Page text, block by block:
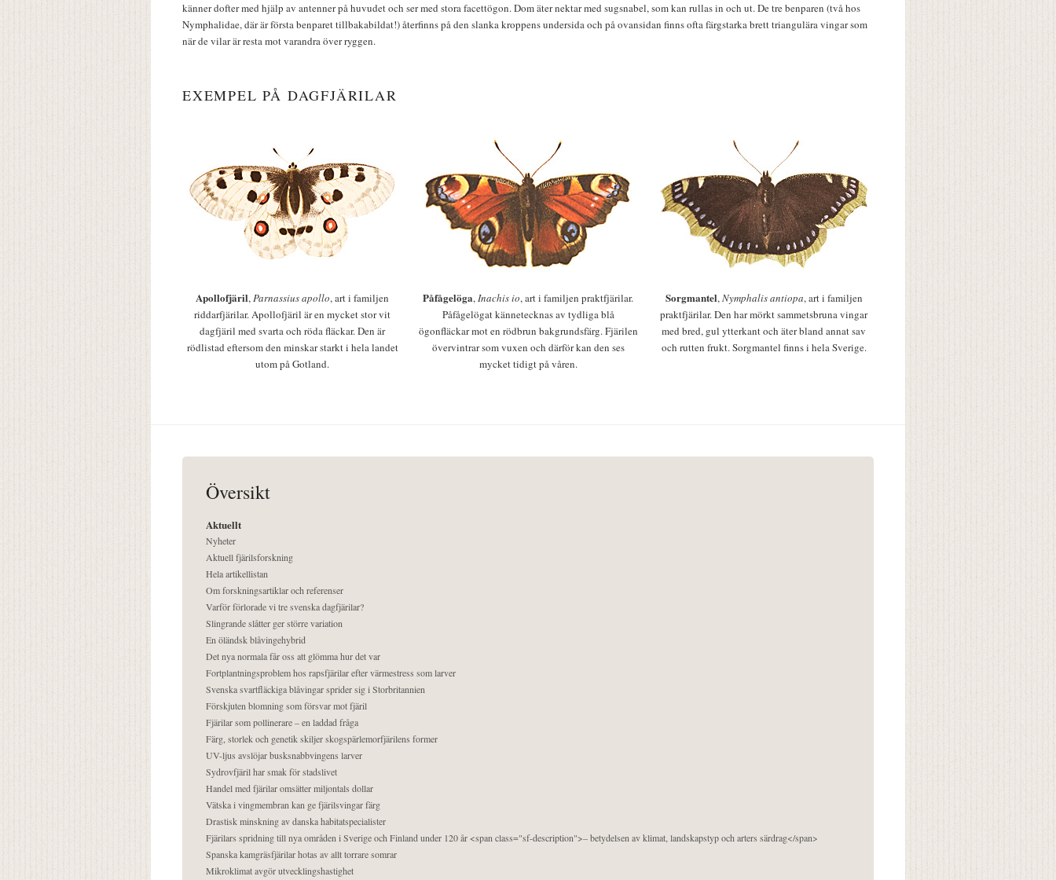
känner dofter med hjälp av antenner på huvudet och ser med stora facettögon. Dom äter nektar med sugsnabel, som kan rullas in och ut. De tre benparen (två hos
Nymphalidae, där är första benparet tillbakabildat!) återfinns på den slanka kroppens undersida och på ovansidan finns ofta färgstarka brett triangulära vingar som
när de vilar är resta mot varandra över ryggen.
EXEMPEL PÅ DAGFJÄRILAR
Apollofjäril,Parnassius apollo, art i familjen
riddarfjärilar. Apollofjäril är en mycket stor vit
dagfjäril med svarta och röda fläckar. Den är
rödlistad eftersom den minskar starkt i hela landet
utom på Gotland.
Påfågelöga,Inachis io, art i familjen praktfjärilar.
Påfågelögat kännetecknas av tydliga blå
ögonfläckar mot en rödbrun bakgrundsfärg. Fjärilen
övervintrar som vuxen och därför kan den ses
mycket tidigt på våren.
Sorgmantel,Nymphalis antiopa, art i familjen
praktfjärilar. Den har mörkt sammetsbruna vingar
med bred, gul ytterkant och äter bland annat sav
och rutten frukt. Sorgmantel finns i hela Sverige.
Översikt
Aktuellt
Nyheter
Aktuell fjärilsforskning
Hela artikellistan
Om forskningsartiklar och referenser
Varför förlorade vi tre svenska dagfjärilar?
Slingrande slåtter ger större variation
En öländsk blåvingehybrid
Det nya normala får oss att glömma hur det var
Fortplantningsproblem hos rapsfjärilar efter värmestress som larver
Svenska svartfläckiga blåvingar sprider sig i Storbritannien
Förskjuten blomning som försvar mot fjäril
Fjärilar som pollinerare – en laddad fråga
Färg, storlek och genetik skiljer skogspärlemorfjärilens former
UV-ljus avslöjar busksnabbvingens larver
Sydrovfjäril har smak för stadslivet
Handel med fjärilar omsätter miljontals dollar
Vätska i vingmembran kan ge fjärilsvingar färg
Drastisk minskning av danska habitatspecialister
Fjärilars spridning till nya områden i Sverige och Finland under 120 år <span class="sf-description">– betydelsen av klimat, landskapstyp och arters särdrag</span>
Spanska kamgräsfjärilar hotas av allt torrare somrar
Mikroklimat avgör utvecklingshastighet